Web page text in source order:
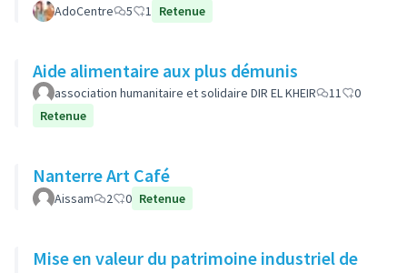
AdoCentre 5 1 Retenue
Aide alimentaire aux plus démunis
association humanitaire et solidaire DIR EL KHEIR 11
0
Retenue
Nanterre Art Café
Aissam 2 0 Retenue
Mise en valeur du patrimoine industriel de